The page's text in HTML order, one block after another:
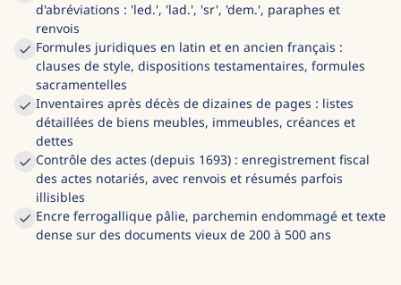
d'abréviations : 'led.', 'lad.', 'sr', 'dem.', paraphes et
renvois
Formules juridiques en latin et en ancien français :
clauses de style, dispositions testamentaires, formules
sacramentelles
Inventaires après décès de dizaines de pages : listes
détaillées de biens meubles, immeubles, créances et
dettes
Contrôle des actes (depuis 1693) : enregistrement fiscal
des actes notariés, avec renvois et résumés parfois
illisibles
Encre ferrogallique pâlie, parchemin endommagé et texte
dense sur des documents vieux de 200 à 500 ans